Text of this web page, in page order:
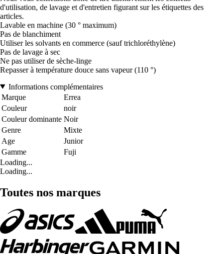
d'utilisation, de lavage et d'entretien figurant sur les étiquettes des
articles.
Lavable en machine (30 ° maximum)
Pas de blanchiment
Utiliser les solvants en commerce (sauf trichloréthylène)
Pas de lavage à sec
Ne pas utiliser de sèche-linge
Repasser à température douce sans vapeur (110 °)
Informations complémentaires
Marque
Errea
Couleur
noir
Couleur dominante Noir
Genre
Mixte
Age
Junior
Gamme
Fuji
Loading...
Loading...
Toutes nos marques